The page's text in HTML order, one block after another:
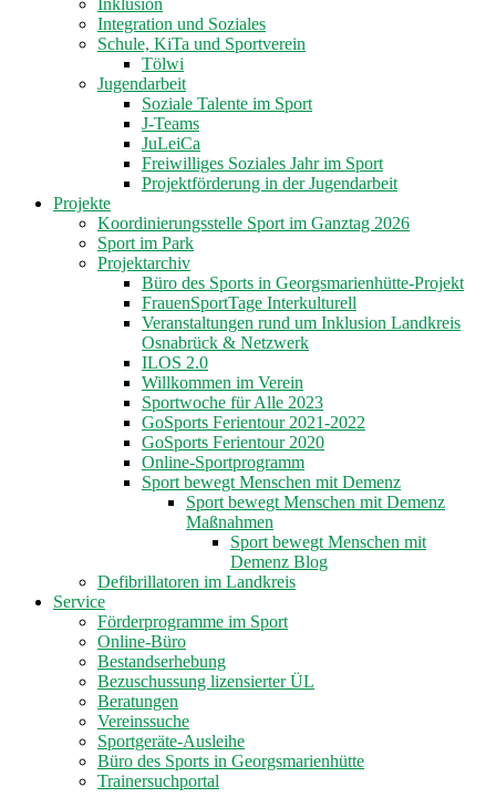
Inklusion
Integration und Soziales
Schule, KiTa und Sportverein
Tölwi
Jugendarbeit
Soziale Talente im Sport
J-Teams
JuLeiCa
Freiwilliges Soziales Jahr im Sport
Projektförderung in der Jugendarbeit
Projekte
Koordinierungsstelle Sport im Ganztag 2026
Sport im Park
Projektarchiv
Büro des Sports in Georgsmarienhütte-Projekt
FrauenSportTage Interkulturell
Veranstaltungen rund um Inklusion Landkreis
Osnabrück & Netzwerk
ILOS 2.0
Willkommen im Verein
Sportwoche für Alle 2023
GoSports Ferientour 2021-2022
GoSports Ferientour 2020
Online-Sportprogramm
Sport bewegt Menschen mit Demenz
Sport bewegt Menschen mit Demenz
Maßnahmen
Sport bewegt Menschen mit
Demenz Blog
Defibrillatoren im Landkreis
Service
Förderprogramme im Sport
Online-Büro
Bestandserhebung
Bezuschussung lizensierter ÜL
Beratungen
Vereinssuche
Sportgeräte-Ausleihe
Büro des Sports in Georgsmarienhütte
Trainersuchportal